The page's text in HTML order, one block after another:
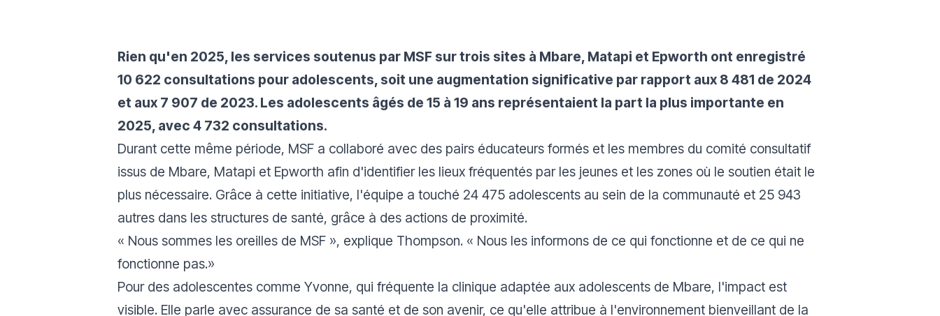
Rien qu'en 2025, les services soutenus par MSF sur trois sites à Mbare, Matapi et Epworth ont enregistré
10 622 consultations pour adolescents, soit une augmentation significative par rapport aux 8 481 de 2024
et aux 7 907 de 2023. Les adolescents âgés de 15 à 19 ans représentaient la part la plus importante en
2025, avec 4 732 consultations.
Durant cette même période, MSF a collaboré avec des pairs éducateurs formés et les membres du comité consultatif
issus de Mbare, Matapi et Epworth afin d'identifier les lieux fréquentés par les jeunes et les zones où le soutien était le
plus nécessaire. Grâce à cette initiative, l'équipe a touché 24 475 adolescents au sein de la communauté et 25 943
autres dans les structures de santé, grâce à des actions de proximité.
« Nous sommes les oreilles de MSF », explique Thompson. « Nous les informons de ce qui fonctionne et de ce qui ne
fonctionne pas.»
Pour des adolescentes comme Yvonne, qui fréquente la clinique adaptée aux adolescents de Mbare, l'impact est
visible. Elle parle avec assurance de sa santé et de son avenir, ce qu'elle attribue à l'environnement bienveillant de la